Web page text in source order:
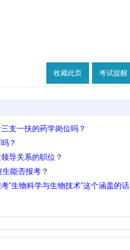
收藏此页 考试提醒
支一扶的药学岗位吗？
？
导关系的职位？
能否报考？
“生物科学与生物技术”这个涵盖的话